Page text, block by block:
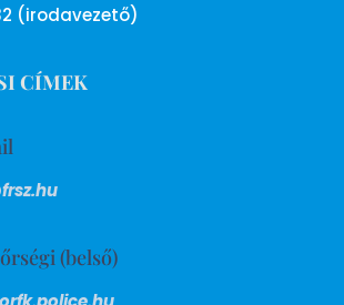
(irodavezető)
CÍMEK
(belső)